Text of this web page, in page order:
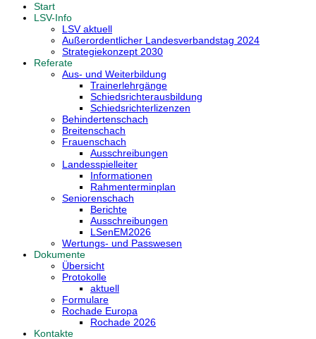
Start
LSV-Info
LSV aktuell
Außerordentlicher Landesverbandstag 2024
Strategiekonzept 2030
Referate
Aus- und Weiterbildung
Trainerlehrgänge
Schiedsrichterausbildung
Schiedsrichterlizenzen
Behindertenschach
Breitenschach
Frauenschach
Ausschreibungen
Landesspielleiter
Informationen
Rahmenterminplan
Seniorenschach
Berichte
Ausschreibungen
LSenEM2026
Wertungs- und Passwesen
Dokumente
Übersicht
Protokolle
aktuell
Formulare
Rochade Europa
Rochade 2026
Kontakte